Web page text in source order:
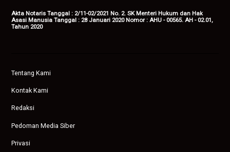
Akta Notaris Tanggal : 2/11-02/2021 No. 2. SK Menteri Hukum dan Hak
Asasi Manusia Tanggal : 28 Januari 2020 Nomor : AHU - 00565. AH - 02.01,
Tahun 2020
Tentang Kami
Kontak Kami
Redaksi
Pedoman Media Siber
Privasi